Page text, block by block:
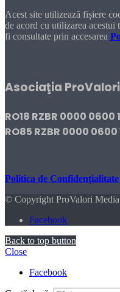
Acest site utilizează fișiere
de acord cu utilizarea
fi consultate prin accesarea
Asociaţia
RO18 RZBR 0000 0600
RO85 RZBR 0000 0600
Politica de Confidențialitate
© Copyright ProValori Media
Facebook
Back to top button
Close
Facebook